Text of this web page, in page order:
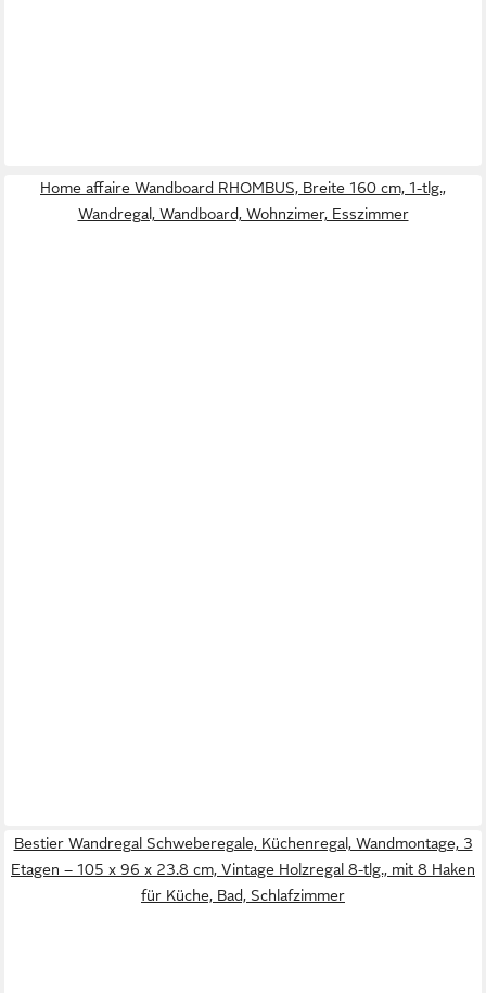
Home affaire Wandboard RHOMBUS, Breite 160 cm, 1-tlg.,
Wandregal, Wandboard, Wohnzimer, Esszimmer
Bestier Wandregal Schweberegale, Küchenregal, Wandmontage, 3
Etagen – 105 x 96 x 23.8 cm, Vintage Holzregal 8-tlg., mit 8 Haken
für Küche, Bad, Schlafzimmer